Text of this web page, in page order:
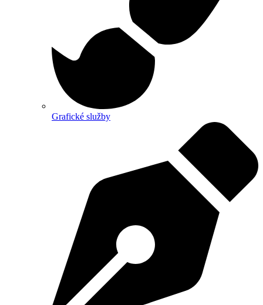
Grafické služby